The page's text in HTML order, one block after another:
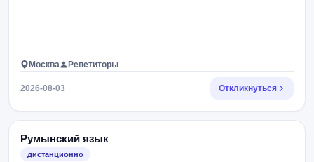
Москва Репетиторы
2026-08-03 Откликнуться
Румынский язык
дистанционно